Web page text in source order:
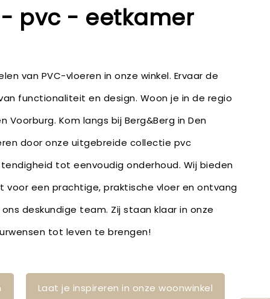
pvc - eetkamer
van PVC-vloeren in onze winkel. Ervaar de
functionaliteit en design. Woon je in de regio
Voorburg. Kom langs bij Berg&Berg in Den
door onze uitgebreide collectie pvc
tot eenvoudig onderhoud. Wij bieden
voor een prachtige, praktische vloer en ontvang
deskundige team. Zij staan klaar in onze
tot leven te brengen!
Laat je inspireren in onze woonwinkel